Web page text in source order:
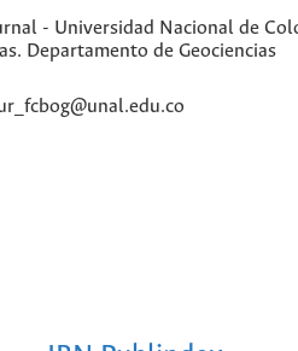
- Universidad Nacional de
Departamento de Geociencias